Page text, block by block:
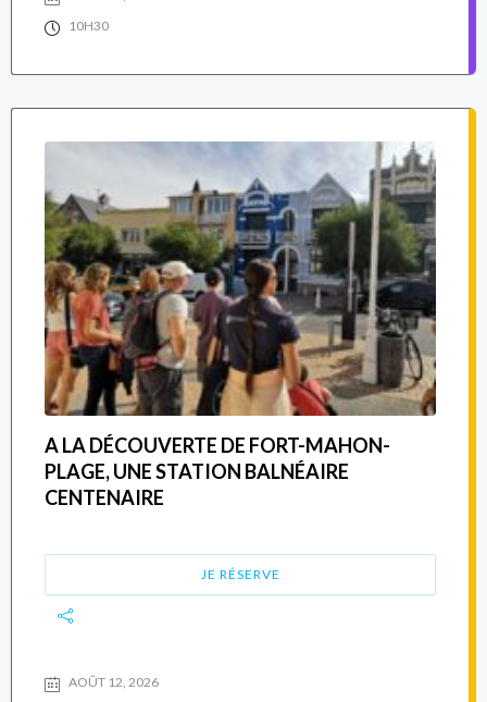
10H30
A LA DÉCOUVERTE DE FORT-MAHON-
PLAGE, UNE STATION BALNÉAIRE
CENTENAIRE
JE RÉSERVE
AOÛT 12, 2026